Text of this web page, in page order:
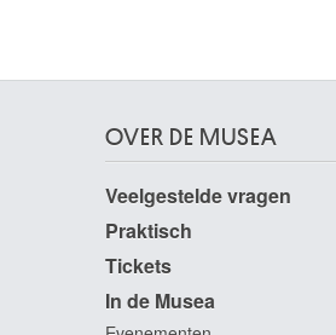
OVER DE MUSEA
Veelgestelde vragen
Praktisch
Tickets
In de Musea